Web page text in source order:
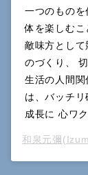
一つのもの
体を楽しむこ
敵味方とし
のづくり、
生活の人間
は、バッチ
成長に 心ワ
和泉元彌